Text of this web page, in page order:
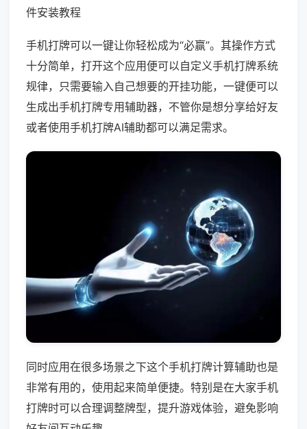
件安装教程
手机打牌可以一键让你轻松成为“必赢”。其操作方式
十分简单，打开这个应用便可以自定义手机打牌系统
规律，只需要输入自己想要的开挂功能，一键便可以
生成出手机打牌专用辅助器，不管你是想分享给好友
或者使用手机打牌AI辅助都可以满足需求。
同时应用在很多场景之下这个手机打牌计算辅助也是
非常有用的，使用起来简单便捷。特别是在大家手机
打牌时可以合理调整牌型，提升游戏体验，避免影响